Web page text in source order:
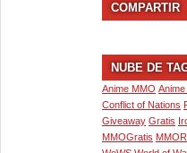
COMPARTIR
NUBE DE
Anime MMO
Conflict of Nations
Giveaway Gratis
MMOGratis